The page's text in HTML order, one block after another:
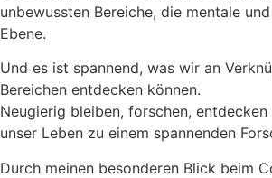
unbewussten Bereiche, die mentale
Ebene.
Und es ist spannend, was wir an
Bereichen entdecken können.
Neugierig bleiben, forschen,
unser Leben zu einem spannenden
Durch meinen besonderen Blick beim